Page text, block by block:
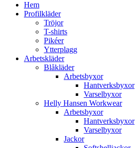
Hem
Profilkläder
Tröjor
T-shirts
Pikéer
Ytterplagg
Arbetskläder
Blåkläder
Arbetsbyxor
Hantverksbyxor
Varselbyxor
Helly Hansen Workwear
Arbetsbyxor
Hantverksbyxor
Varselbyxor
Jackor